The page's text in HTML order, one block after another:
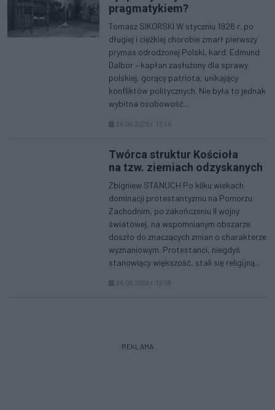
pragmatykiem?
Tomasz SIKORSKI W styczniu 1926 r. po
długiej i ciężkiej chorobie zmarł pierwszy
prymas odrodzonej Polski, kard. Edmund
Dalbor – kapłan zasłużony dla sprawy
polskiej, gorący patriota, unikający
konfliktów politycznych. Nie była to jednak
wybitna osobowość...
26.06.2026 r. 13:56
Twórca struktur Kościoła
na tzw. ziemiach odzyskanych
Zbigniew STANUCH Po kilku wiekach
dominacji protestantyzmu na Pomorzu
Zachodnim, po zakończeniu II wojny
światowej, na wspomnianym obszarze
doszło do znaczących zmian o charakterze
wyznaniowym. Protestanci, niegdyś
stanowiący większość, stali się religijną...
26.06.2026 r. 13:58
REKLAMA